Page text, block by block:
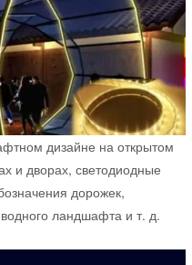
дизайне на открытом
и дворах, светодиодные
дорожек,
ландшафта и т. д.